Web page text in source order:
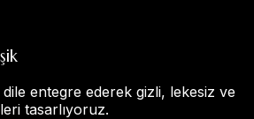
dile entegre ederek gizli, lekesiz ve
tasarlıyoruz.